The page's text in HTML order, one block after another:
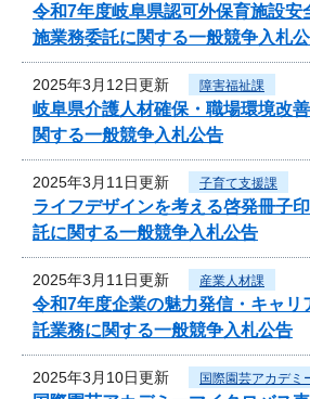
令和7年度岐阜県認可外保育施設安
施業務委託に関する一般競争入札
2025年3月12日更新 障害福祉課
岐阜県介護人材確保・職場環境改
関する一般競争入札公告
2025年3月11日更新 子育て支援課
ライフデザインを考える啓発冊子
託に関する一般競争入札公告
2025年3月11日更新 産業人材課
令和7年度企業の魅力発信・キャリ
託業務に関する一般競争入札公告
2025年3月10日更新 国際園芸アカデミ